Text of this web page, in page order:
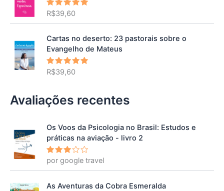
Avaliação
de 5
R$39,60
Cartas no deserto: 23 pastorais sobre o
Evangelho de Mateus
Avaliação
de 5
R$39,60
Avaliações recentes
Os Voos da Psicologia no Brasil: Estudos e
práticas na aviação - livro 2
Avalia
ção3
por google travel
As Aventuras da Cobra Esmeralda